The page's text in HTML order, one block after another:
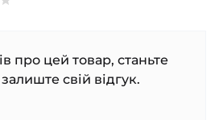
про цей товар, станьте
свій відгук.